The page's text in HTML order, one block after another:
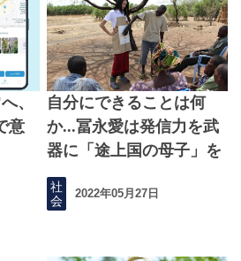
、
意
自分にできることは何
か...冨永愛は発信力を武
器に「途上国の母子」を
守る
社
会
2022年05月27日